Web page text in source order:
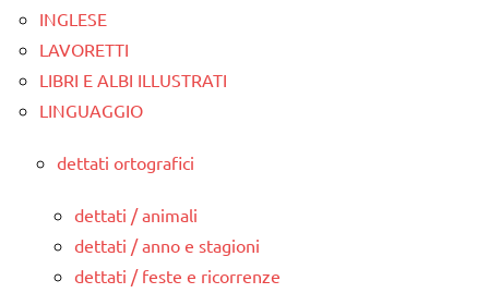
INGLESE
LAVORETTI
LIBRI E ALBI ILLUSTRATI
LINGUAGGIO
dettati ortografici
dettati / animali
dettati / anno e stagioni
dettati / feste e ricorrenze